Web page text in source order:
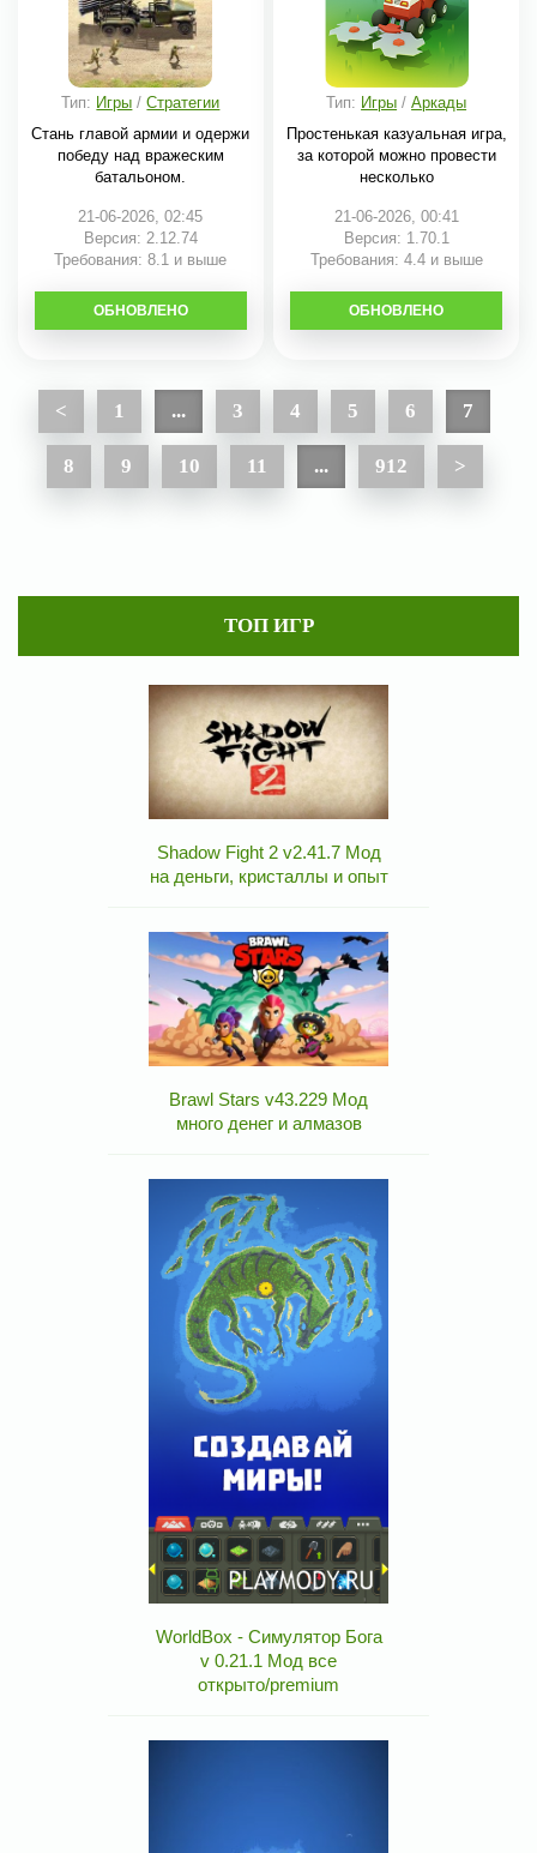
Тип: Игры /Стратегии
Стань главой армии и одержи
победу над вражеским
батальоном.
21-06-2026, 02:45
Версия: 2.12.74
Требования: 8.1 и выше
СКАЧАТЬ
ОБНОВЛЕНО
Тип: Игры /Аркады
Простенькая казуальная игра,
за которой можно провести
несколько
21-06-2026, 00:41
Версия: 1.70.1
Требования: 4.4 и выше
СКАЧАТЬ
ОБНОВЛЕНО
< 1 ... 3 4 5 6 7
8 9 10 11 ... 912 >
ТОП ИГР
Shadow Fight 2 v2.41.7 Мод
на деньги, кристаллы и опыт
Brawl Stars v43.229 Мод
много денег и алмазов
WorldBox - Симулятор Бога
v 0.21.1 Мод все
открыто/premium